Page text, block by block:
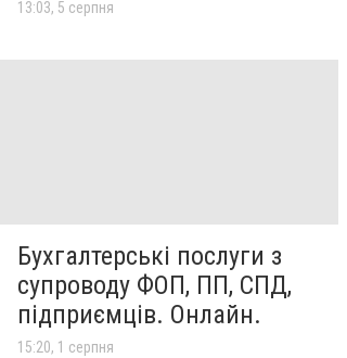
13:03, 5 серпня
Бухгалтерські послуги з
супроводу ФОП, ПП, СПД,
підприємців. Онлайн.
15:20, 1 серпня